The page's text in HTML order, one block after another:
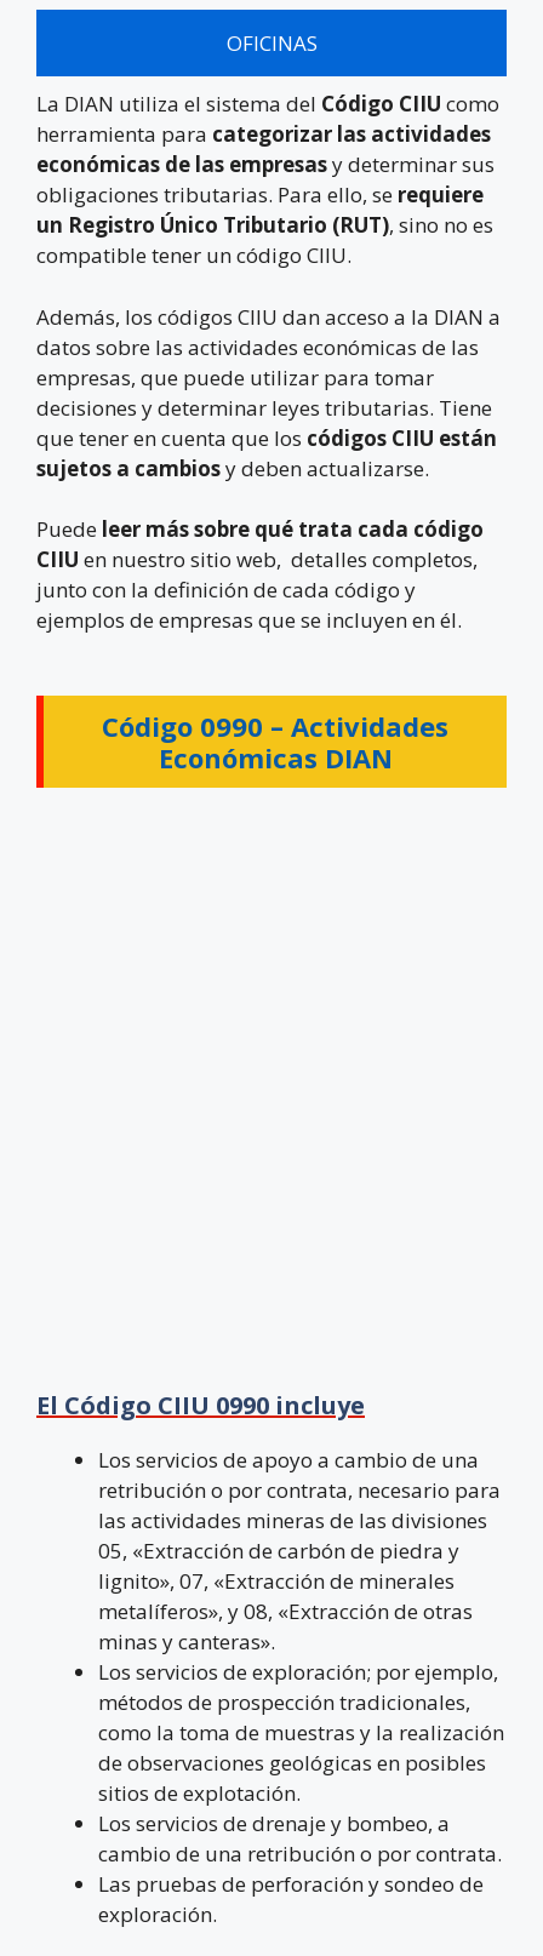
OFICINAS
La DIAN utiliza el sistema del Código CIIU como
herramienta para categorizar las actividades
económicas de las empresasy determinar sus
obligaciones tributarias. Para ello, se requiere
un Registro Único Tributario (RUT), sino no es
compatible tener un código CIIU.
Además, los códigos CIIU dan acceso a la DIAN a
datos sobre las actividades económicas de las
empresas, que puede utilizar para tomar
decisiones y determinar leyes tributarias. Tiene
que tener en cuenta que los códigos CIIU están
sujetos a cambiosy deben actualizarse.
Puede leer más sobre qué trata cada código
CIIU en nuestro sitio web, detalles completos,
junto con la definición de cada código y
ejemplos de empresas que se incluyen en él.
Código 0990 – Actividades
Económicas DIAN
El Código CIIU 0990 incluye
Los servicios de apoyo a cambio de una
retribución o por contrata, necesario para
las actividades mineras de las divisiones
05, «Extracción de carbón de piedra y
lignito», 07, «Extracción de minerales
metalíferos», y 08, «Extracción de otras
minas y canteras».
Los servicios de exploración; por ejemplo,
métodos de prospección tradicionales,
como la toma de muestras y la realización
de observaciones geológicas en posibles
sitios de explotación.
Los servicios de drenaje y bombeo, a
cambio de una retribución o por contrata.
Las pruebas de perforación y sondeo de
exploración.